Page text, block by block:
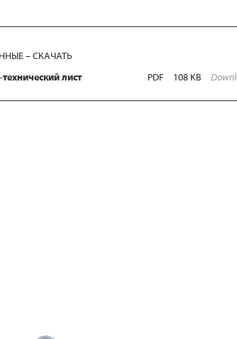
– СКАЧАТЬ
лист
PDF 108 KB